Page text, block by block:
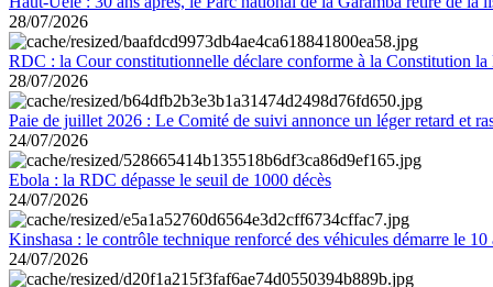
28/07/2026
RDC : la Cour constitutionnelle déclare conforme à la Constitution la
28/07/2026
Paie de juillet 2026 : Le Comité de suivi annonce un léger retard et
24/07/2026
Ebola : la RDC dépasse le seuil de 1000 décès
24/07/2026
Kinshasa : le contrôle technique renforcé des véhicules démarre le 10
24/07/2026